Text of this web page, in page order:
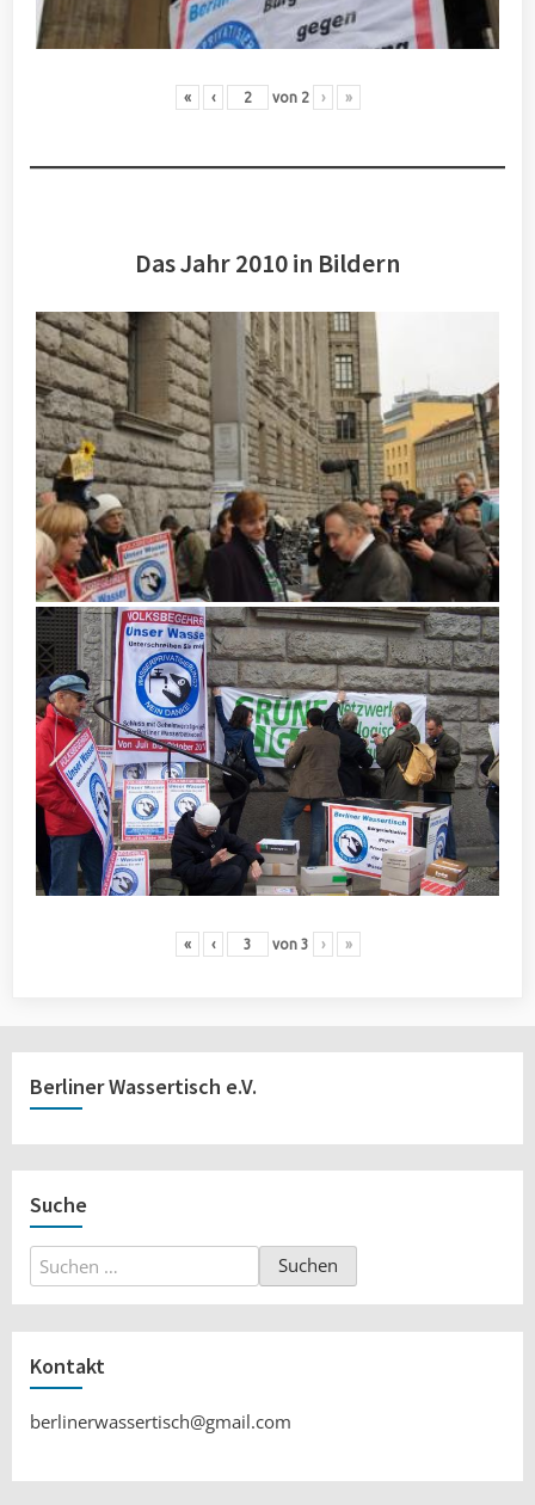
« ‹ von 2 › »
Das Jahr 2010 in Bildern
« ‹ von 3 › »
Berliner Wassertisch e.V.
Suche
Suchen
nach:
Kontakt
berlinerwassertisch@gmail.com